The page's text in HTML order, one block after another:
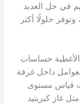
في حل العديد
وتوفر حلولًا أكثر
حساسات
داخل غرفة
قياس مستوى
غاز كبريتيد